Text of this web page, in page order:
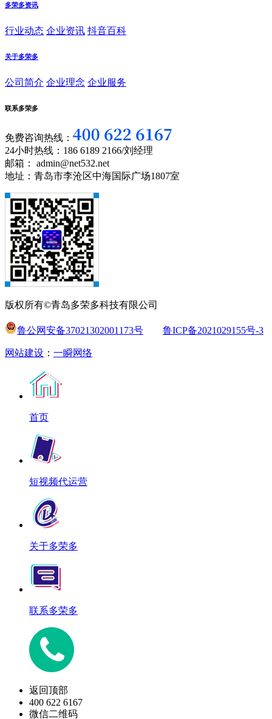
多荣多资讯
行业动态 企业资讯 抖音百科
关于多荣多
公司简介 企业理念 企业服务
联系多荣多
免费咨询热线：
24小时热线：186 6189 2166/刘经理
邮箱： admin@net532.net
地址：青岛市李沧区中海国际广场1807室
版权所有©青岛多荣多科技有限公司
鲁公网安备37021302001173号 鲁ICP备2021029155号-3
网站建设 ： 一瞬网络
首页
短视频代运营
关于多荣多
联系多荣多
返回顶部
400 622 6167
微信二维码